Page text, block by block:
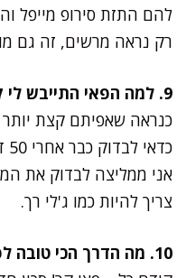
להם התזת סירופ מייפל
רק נראה מרשים, זה גם
9. למה הפאי התייבש לי קצת בשוליים?
כנראה שאפיתם קצת יותר
אני ממליצה לבדוק את
צריך להיות כמו ג'לי רך.
10. מה הדרך הכי טובה לפרוס אותו יפה?